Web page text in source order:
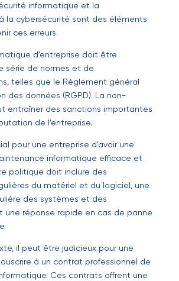
informatique et la
la cybersécurité sont des éléments
ces erreurs.
d’entreprise doit être
série de normes et de
telles que le Règlement général
des données (RGPD). La non-
entraîner des sanctions importantes
de l’entreprise.
pour une entreprise d’avoir une
informatique efficace et
politique doit inclure des
du matériel et du logiciel, une
des systèmes et des
une réponse rapide en cas de panne
il peut être judicieux pour une
à un contrat professionnel de
Ces contrats offrent une